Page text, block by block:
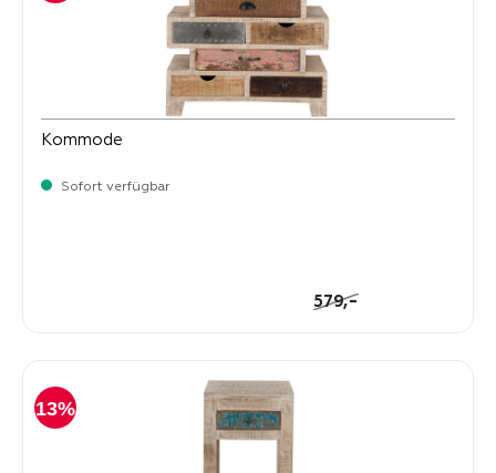
Kommode
Sofort verfügbar
Regulärer Preis:
579,-
13%